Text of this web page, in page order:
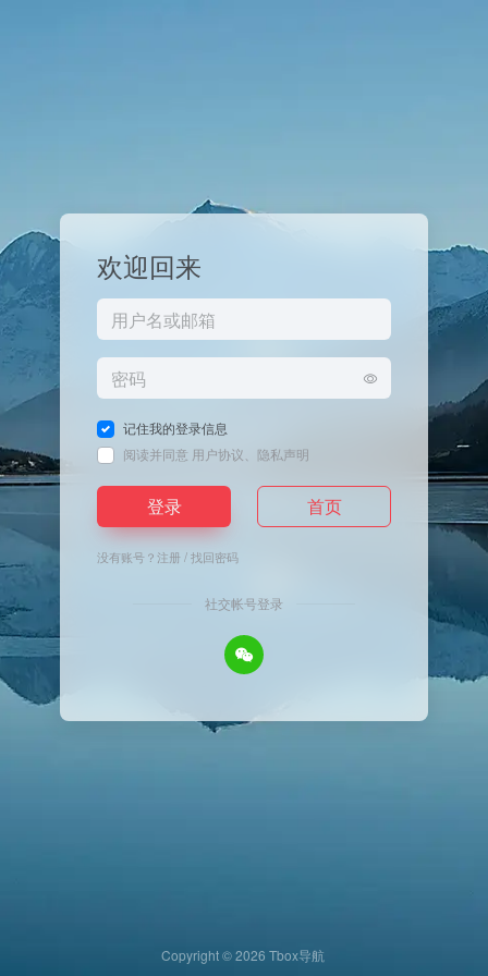
欢迎回来
记住我的登录信息
阅读并同意 用户协议 隐私声明
登录 首页
没有账号？注册/找回密码
社交帐号登录
Copyright © 2026 Tbox导航